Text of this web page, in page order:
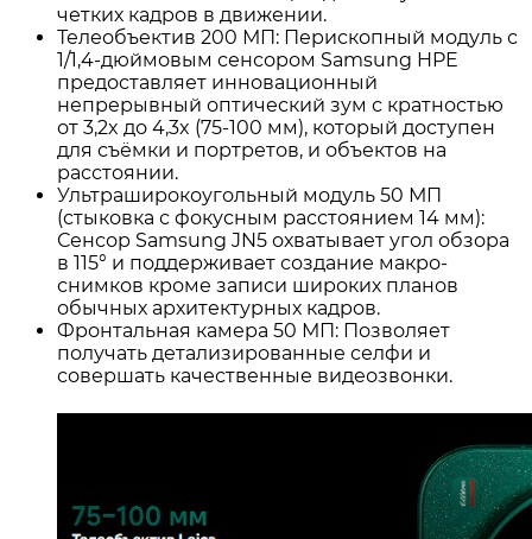
четких кадров в движении.
Телеобъектив 200 МП: Перископный модуль с
1/1,4-дюймовым сенсором Samsung HPE
предоставляет инновационный
непрерывный оптический зум с кратностью
от 3,2x до 4,3x (75-100 мм), который доступен
для съёмки и портретов, и объектов на
расстоянии.
Ультраширокоугольный модуль 50 МП
(стыковка с фокусным расстоянием 14 мм):
Сенсор Samsung JN5 охватывает угол обзора
в 115° и поддерживает создание макро-
снимков кроме записи широких планов
обычных архитектурных кадров.
Фронтальная камера 50 МП: Позволяет
получать детализированные селфи и
совершать качественные видеозвонки.